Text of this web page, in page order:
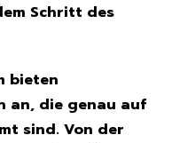
Schritt des
bieten
an, die genau auf
sind. Von der